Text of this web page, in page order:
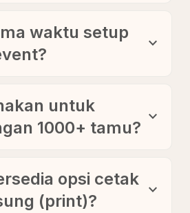
waktu setup
expand_more
untuk
1000+ tamu?
expand_more
opsi cetak
(print)?
expand_more